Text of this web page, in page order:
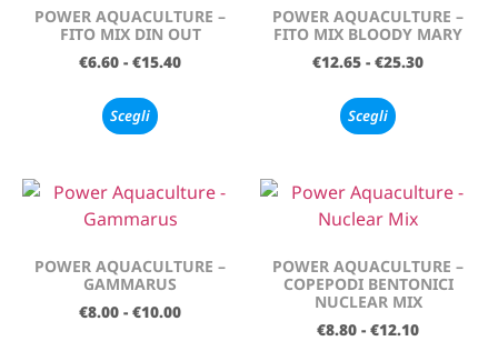
POWER AQUACULTURE –
FITO MIX DIN OUT
€6.60 - €15.40
Scegli
POWER AQUACULTURE –
FITO MIX BLOODY MARY
€12.65 - €25.30
Scegli
POWER AQUACULTURE –
GAMMARUS
€8.00 - €10.00
POWER AQUACULTURE –
COPEPODI BENTONICI
NUCLEAR MIX
€8.80 - €12.10